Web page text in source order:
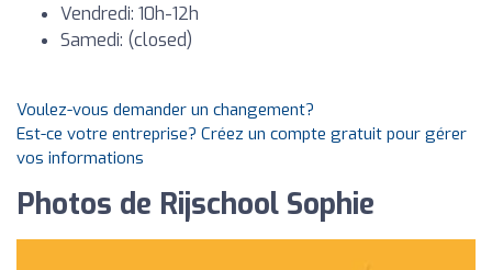
Vendredi: 10h-12h
Samedi: (closed)
Voulez-vous demander un changement?
Est-ce votre entreprise? Créez un compte gratuit pour gérer
vos informations
Photos de Rijschool Sophie